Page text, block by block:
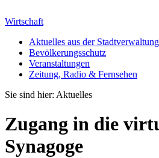
Wirtschaft
Aktuelles aus der Stadtverwaltung
Bevölkerungsschutz
Veranstaltungen
Zeitung, Radio & Fernsehen
Sie sind hier: Aktuelles
Zugang in die
Synagoge